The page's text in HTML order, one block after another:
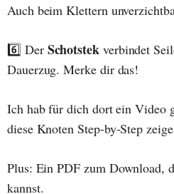
Auch beim Klettern
6️⃣ Der Schotstekverbindet
Dauerzug. Merke dir das!
Ich hab für dich dort ein Video
diese Knoten Step-by-Step
Plus: Ein PDF zum Download,
kannst.